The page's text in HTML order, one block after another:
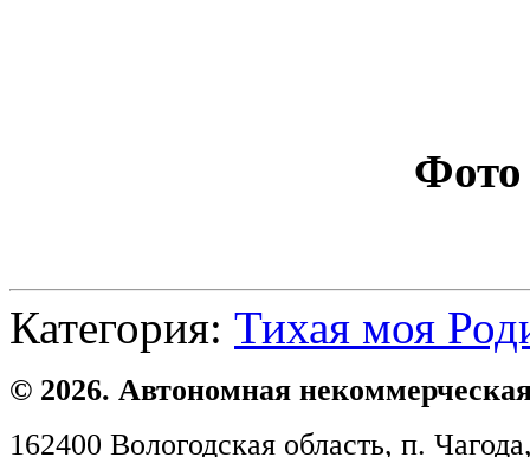
Фото
Категория: Тихая моя
© 2026. Автономная
162400 Вологодская область, п.